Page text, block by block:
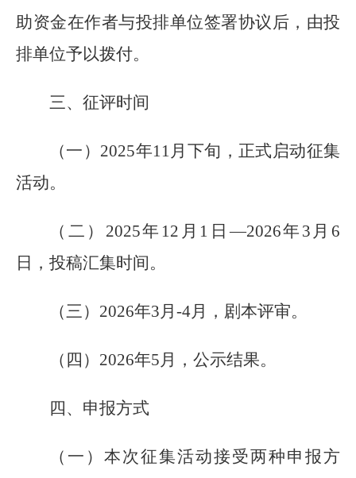
助资金在作者与投排单位签署协议后，由投
排单位予以拨付。
三、 征评时间
（一） 2025年11月 下旬 ，正式启动征集
活动。
（二） 2025年 12 月 1 日—2026年3 月 6
日，投稿汇集时间。
（三） 2026年3月 -4月 ，剧本评审。
（四） 2026年5月 ，公示结果。
四、申报方式
（一）本次征集活动接受两种申报方